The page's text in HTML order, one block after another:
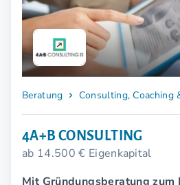
Beratung Consulting, Coaching &
4A+B CONSULTING
ab 14.500 € Eigenkapital
Mit Gründungsberatung zum